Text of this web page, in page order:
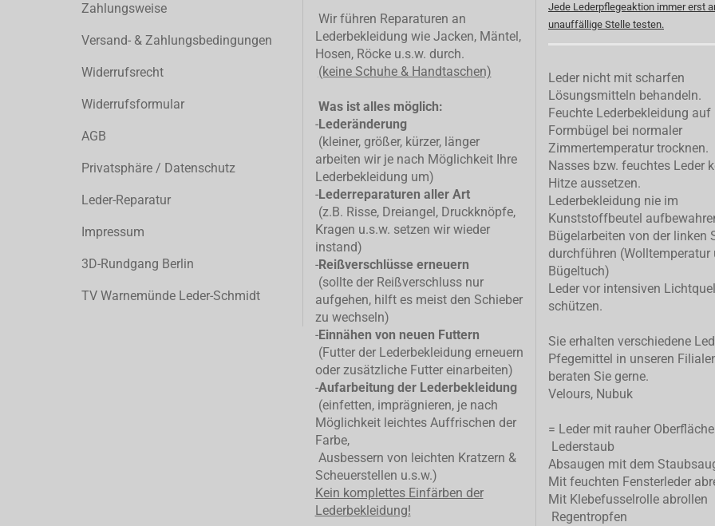
Zahlungsweise
Versand- & Zahlungsbedingungen
Widerrufsrecht
Widerrufsformular
AGB
Privatsphäre / Datenschutz
Leder-Reparatur
Impressum
3D-Rundgang Berlin
TV Warnemünde Leder-Schmidt
Wir führen Reparaturen an
Lederbekleidung wie Jacken, Mäntel,
Hosen, Röcke u.s.w. durch.
(keine Schuhe & Handtaschen)
Was ist alles möglich:
-Lederänderung
(kleiner, größer, kürzer, länger
arbeiten wir je nach Möglichkeit Ihre
Lederbekleidung um)
-Lederreparaturen aller Art
(z.B. Risse, Dreiangel, Druckknöpfe,
Kragen u.s.w. setzen wir wieder
instand)
-Reißverschlüsse erneuern
(sollte der Reißverschluss nur
aufgehen, hilft es meist den Schieber
zu wechseln)
-Einnähen von neuen Futtern
(Futter der Lederbekleidung erneuern
oder zusätzliche Futter einarbeiten)
-Aufarbeitung der Lederbekleidung
(einfetten, imprägnieren, je nach
Möglichkeit leichtes Auffrischen der
Farbe,
Ausbessern von leichten Kratzern &
Scheuerstellen u.s.w.)
Kein komplettesEinfärben der
Lederbekleidung!
Jede Lederpflegeaktion immer erst
unauffällige Stelle testen.
Leder nicht mit scharfen
Lösungsmitteln behandeln.
Feuchte Lederbekleidung auf
Formbügel bei normaler
Zimmertemperatur trocknen.
Nasses bzw. feuchtes Leder
Hitze aussetzen.
Lederbekleidung nie im
Kunststoffbeutel
Bügelarbeiten von der linken
durchführen (Wolltemperatur
Bügeltuch)
Leder vor intensiven
schützen.
Sie erhalten verschiedene
Pfegemittel in unseren
beraten Sie gerne.
Velours, Nubuk
= Leder mit rauher Oberfläche
Lederstaub
Absaugen mit dem
Mit feuchten Fensterleder
Mit Klebefusselrolle abrollen
Regentropfen